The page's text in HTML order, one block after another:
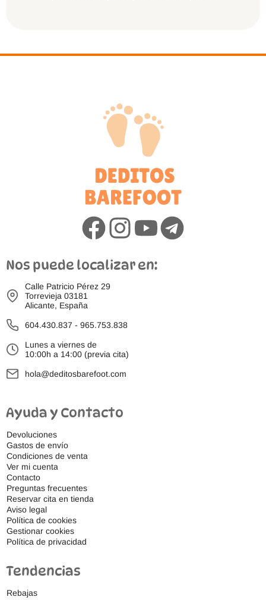
Nos puede localizar en:
Calle Patricio Pérez 29
Torrevieja 03181
Alicante, España
604.430.837 - 965.753.838
Lunes a viernes de
10:00h a 14:00 (previa cita)
hola@deditosbarefoot.com
Ayuda y Contacto
Devoluciones
Gastos de envío
Condiciones de venta
Ver mi cuenta
Contacto
Preguntas frecuentes
Reservar cita en tienda
Aviso legal
Política de cookies
Gestionar cookies
Política de privacidad
Tendencias
Rebajas